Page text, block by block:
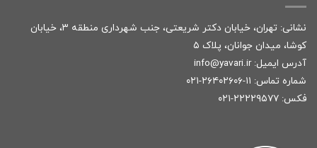
نشانی: تهران، خیابان دکتر شریعتی، جنب شهرداری منطقه ۳، خیابان
کوشا، میدان جوانان، پلاک ۵
آدرس ایمیل: info@yavari.ir
شماره تماس: ۱۱-۲۶۴۰۲۶۰۶-۰۲۱
فکس: ۲۲۲۲۹۵۷۷-۰۲۱